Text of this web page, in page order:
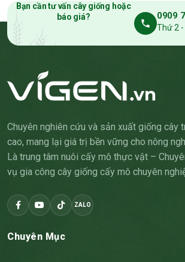
Bạn cần tư vấn cây giống hoặc
báo giá?
0909
Thứ 2 -
Chuyên nghiên cứu và sản xuất giống cây
cao, mang lại giá trị bền vững cho nông
Là trung tâm nuôi cấy mô thực vật –
vụ gia công cây giống cấy mô chuyên
ZALO
Chuyên Mục